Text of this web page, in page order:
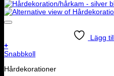
Lägg
+
Snabbkoll
Hårdekorationer